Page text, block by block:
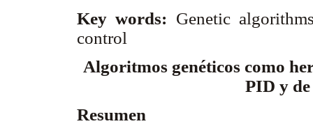
Key words: Genetic
control
Algoritmos genéticos como
PID y
Resumen